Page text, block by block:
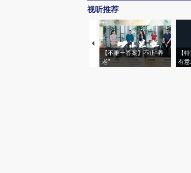
视听推荐
【不唯一答案】不止“养
老”
【
有意